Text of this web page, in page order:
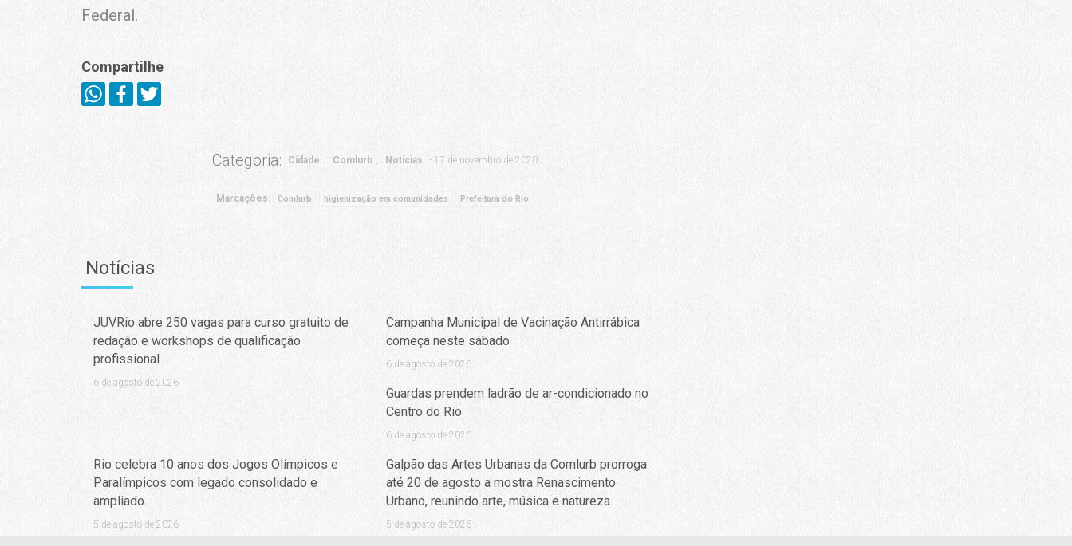
Federal.
Compartilhe
Categoria: Cidade Comlurb Notícias 17 de novembro de 2020
Marcações: Comlurb higienização em comunidades Prefeitura do Rio
Notícias
JUVRio abre 250 vagas para curso gratuito de
redação e workshops de qualificação
profissional
6 de agosto de 2026
Campanha Municipal de Vacinação Antirrábica
começa neste sábado
6 de agosto de 2026
Guardas prendem ladrão de ar-condicionado no
Centro do Rio
6 de agosto de 2026
Rio celebra 10 anos dos Jogos Olímpicos e
Paralímpicos com legado consolidado e
ampliado
5 de agosto de 2026
Galpão das Artes Urbanas da Comlurb prorroga
até 20 de agosto a mostra Renascimento
Urbano, reunindo arte, música e natureza
5 de agosto de 2026